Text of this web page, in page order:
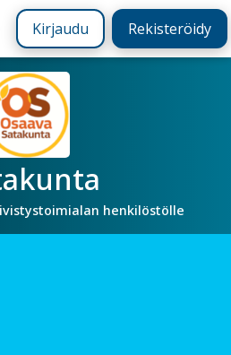
Kirjaudu Rekisteröidy
henkilöstölle